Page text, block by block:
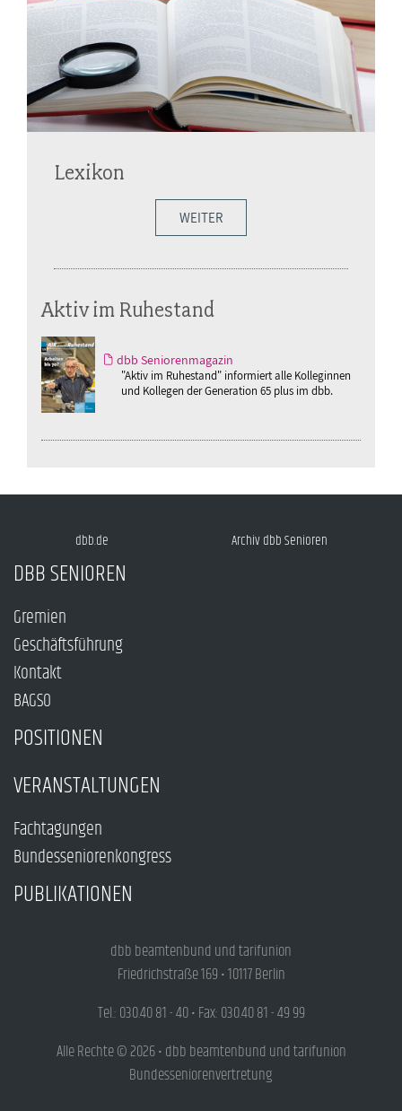
Lexikon
WEITER
Aktiv im Ruhestand
dbb Seniorenmagazin
"Aktiv im Ruhestand" informiert alle Kolleginnen
und Kollegen der Generation 65 plus im dbb.
dbb.de Archiv dbb Senioren
DBB SENIOREN
Gremien
Geschäftsführung
Kontakt
BAGSO
POSITIONEN
VERANSTALTUNGEN
Fachtagungen
Bundesseniorenkongress
PUBLIKATIONEN
dbb beamtenbund und tarifunion
Friedrichstraße 169 • 10117 Berlin
Tel.: 030.40 81 - 40 • Fax: 030.40 81 - 49 99
Alle Rechte © 2026 • dbb beamtenbund und tarifunion
Bundesseniorenvertretung